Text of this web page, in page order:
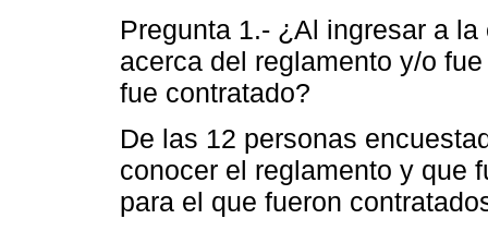
Pregunta 1.- ¿Al ingresar a
acerca del reglamento y/o
fue contratado?
De las 12 personas
conocer el reglamento y que
para el que fueron